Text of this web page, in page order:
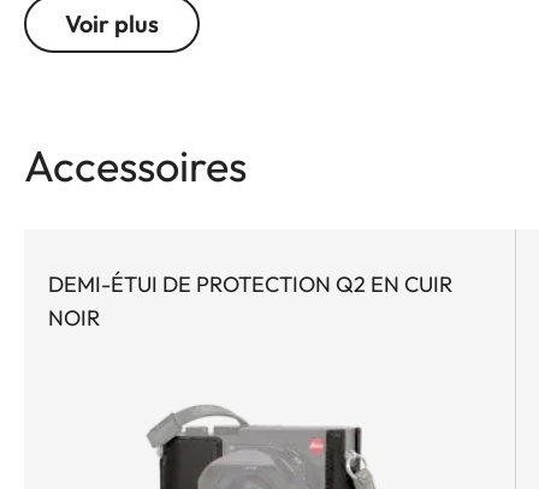
Voir plus
Accessoires
DEMI-ÉTUI DE PROTECTION Q2 EN CUIR
NOIR